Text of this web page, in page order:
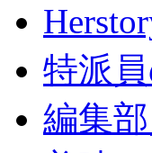
特派
編集